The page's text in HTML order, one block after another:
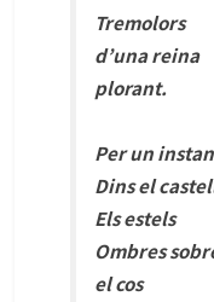
Tremolors
d’una reina
plorant.
Per un
Dins el
Els estels
Ombres
el cos